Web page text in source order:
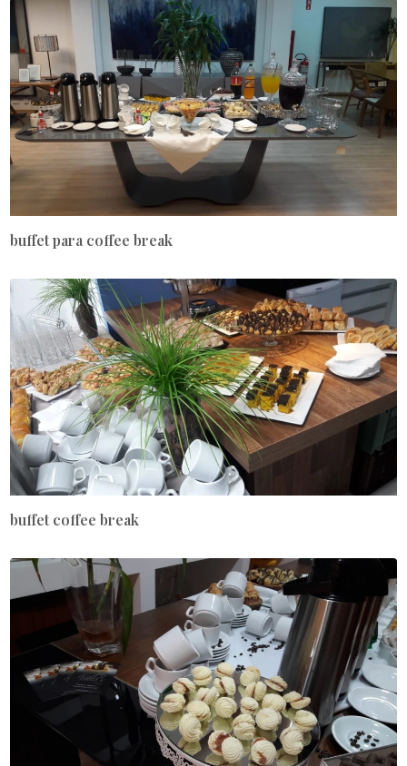
buffet para coffee break
buffet coffee break